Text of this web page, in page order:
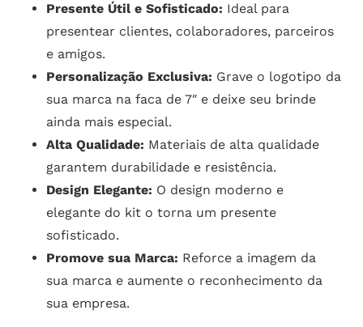
Presente Útil e Sofisticado: Ideal para
presentear clientes, colaboradores, parceiros
e amigos.
Personalização Exclusiva: Grave o logotipo da
sua marca na faca de 7″ e deixe seu brinde
ainda mais especial.
Alta Qualidade: Materiais de alta qualidade
garantem durabilidade e resistência.
Design Elegante: O design moderno e
elegante do kit o torna um presente
sofisticado.
Promove sua Marca: Reforce a imagem da
sua marca e aumente o reconhecimento da
sua empresa.